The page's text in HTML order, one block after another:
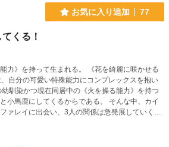
お気に入り追加 77
くる！
生まれる。 《花を綺麗に咲かせる
自分の可愛い特殊能力にコンプレックスを抱い
馴染かつ現在同居中の《火を操る能力》を持つ
してくるからである。 そんな中、カイ
ァレイに出会い、3人の関係は急発展していく！
のライアと、腹黒眼鏡年上敬語お兄さんのファレ
チするお話です。